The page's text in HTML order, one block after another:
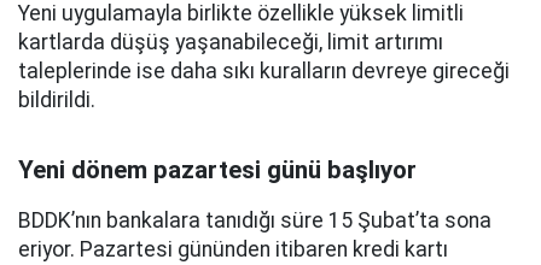
Yeni uygulamayla birlikte özellikle yüksek limitli
kartlarda düşüş yaşanabileceği, limit artırımı
taleplerinde ise daha sıkı kuralların devreye gireceği
bildirildi.
Yeni dönem pazartesi günü başlıyor
BDDK’nın bankalara tanıdığı süre 15 Şubat’ta sona
eriyor. Pazartesi gününden itibaren kredi kartı